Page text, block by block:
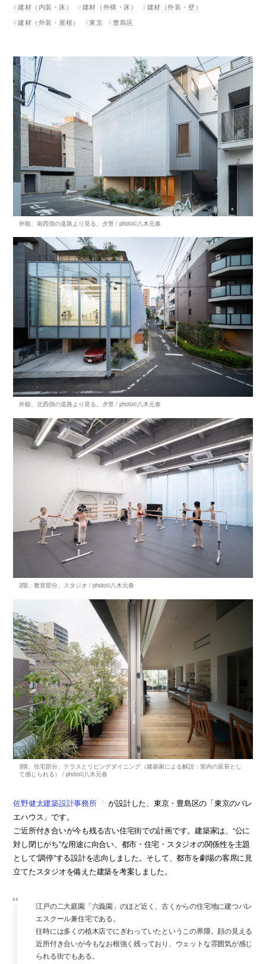
建材（内装・床）
建材（外構・床）
建材（外装・壁）
建材（外装・屋根）
東京 豊島区
佐野健太建築設計事務所
が設計した、東京・豊島区の「東京のバレ
エハウス」です。
ご近所付き合いが今も残る古い住宅街での計画です。建築家は、“公に
対し閉じがち”な用途に向合い、都市・住宅・スタジオの関係性を主題
として“調停”する設計を志向しました。そして、都市を劇場の客席に見
立てたスタジオを備えた建築を考案しました。
江戸の二大庭園「六義園」のほど近く、古くからの住宅地に建つバレ
エスクール兼住宅である。
往時には多くの植木店でにぎわっていたというこの界隈。顔の見える
近所付き合いが今もなお根強く残っており、ウェットな雰囲気が感じ
られる街でもある。